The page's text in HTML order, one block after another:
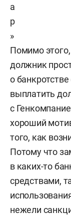
а
р
»
Помимо
должник
о
выплатить
с
хороший
того, как
Потому что
в каких-то
средствами,
нежели